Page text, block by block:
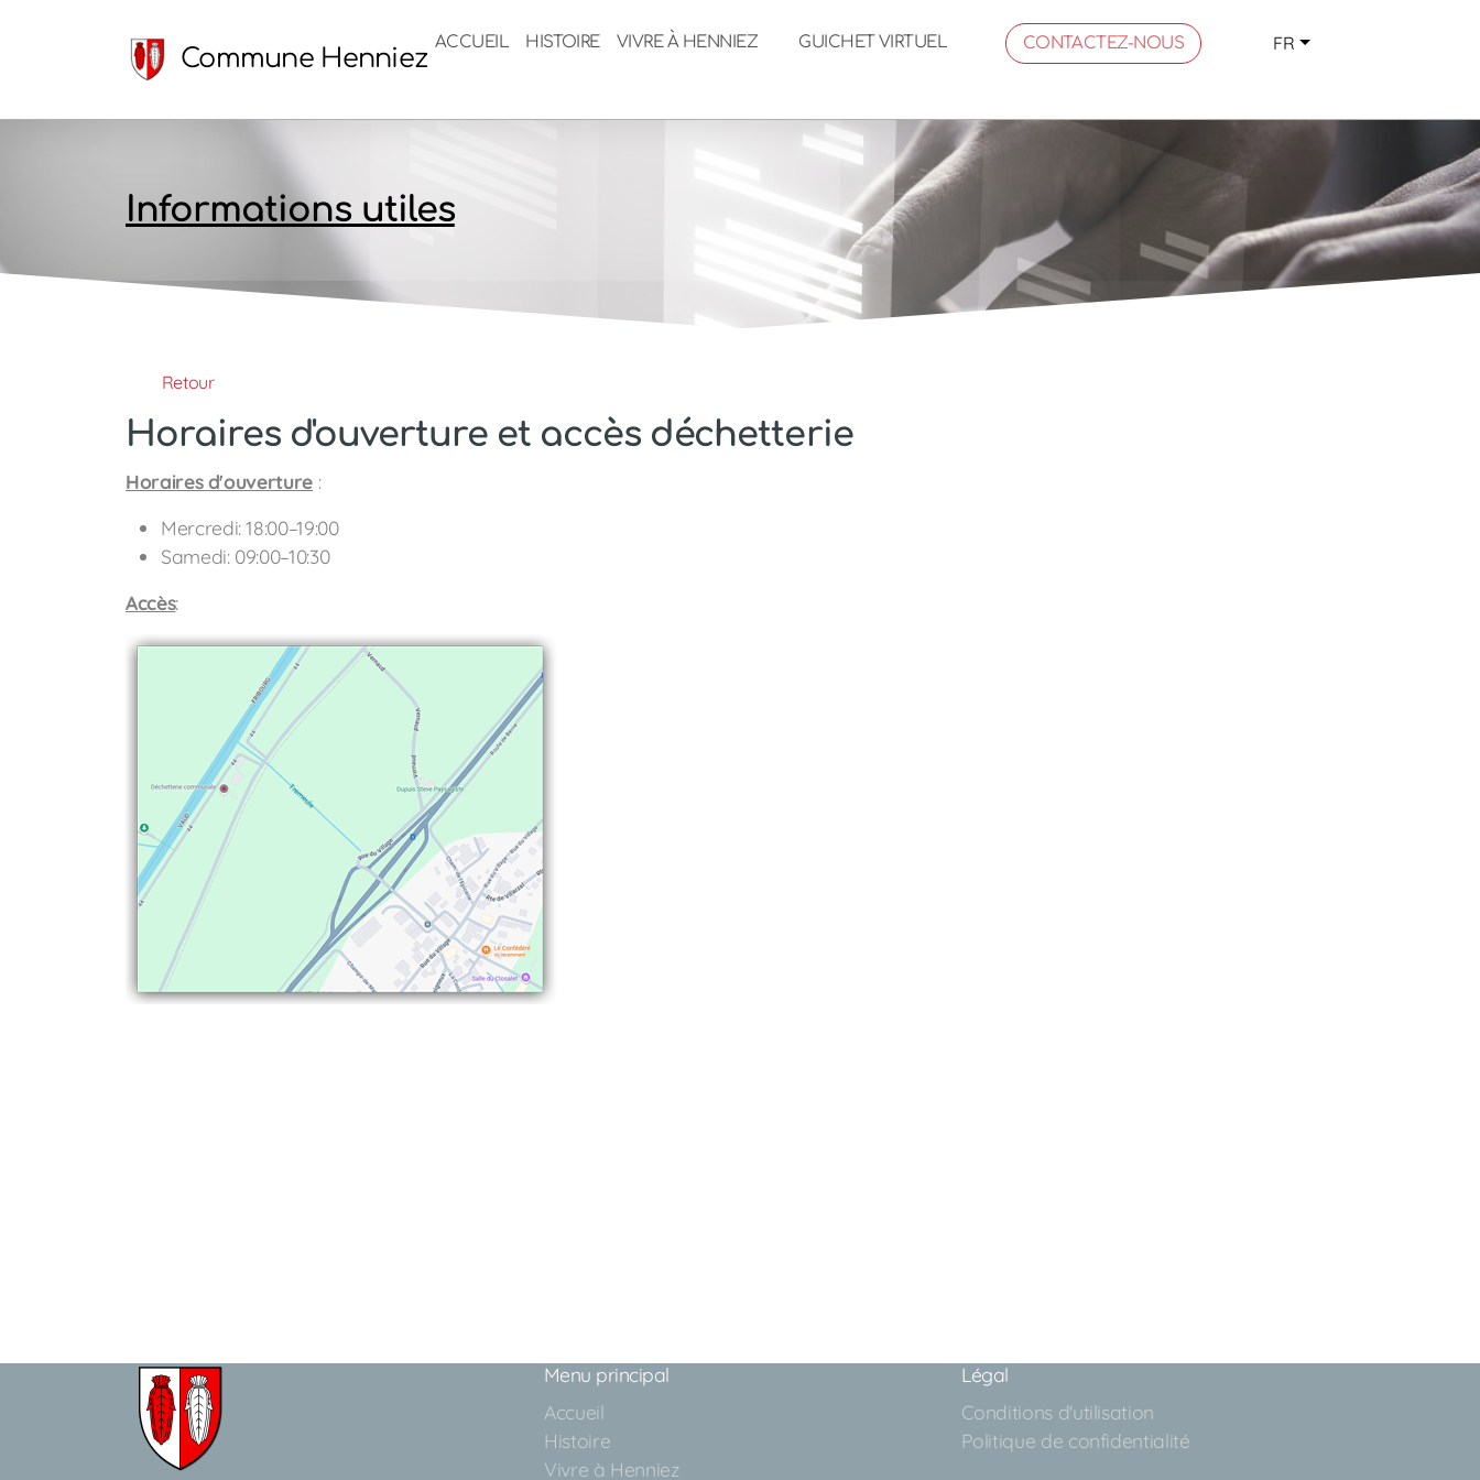
Commune Henniez
ACCUEIL HISTOIRE VIVRE À HENNIEZ GUICHET VIRTUEL CONTACTEZ-NOUS FR
Informations utiles
Retour
Horaires d'ouverture et accès déchetterie
Horaires d'ouverture:
Mercredi: 18:00–19:00
Samedi: 09:00–10:30
Accès:
Menu principal
Accueil
Histoire
Vivre à Henniez
Légal
Conditions d'utilisation
Politique de confidentialité